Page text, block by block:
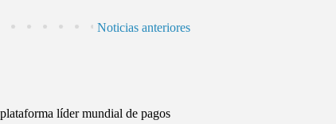
Noticias anteriores
líder mundial de pagos